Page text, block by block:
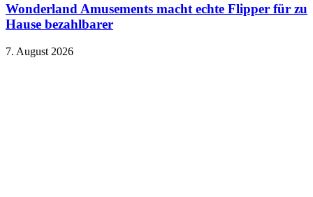
Wonderland Amusements macht echte Flipper für zu
Hause bezahlbarer
7. August 2026